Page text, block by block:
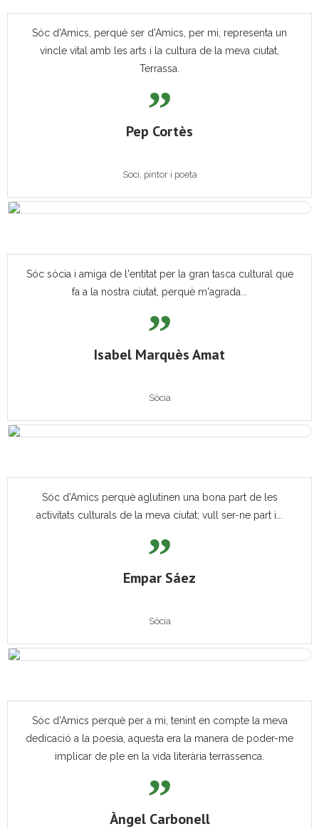
Sóc d'Amics, perquè ser d'Amics, per mi, representa un
vincle vital amb les arts i la cultura de la meva ciutat,
Terrassa.
Pep Cortès
Soci, pintor i poeta
Sóc sòcia i amiga de l'entitat per la gran tasca cultural que
fa a la nostra ciutat, perquè m'agrada...
Isabel Marquès Amat
Sòcia
Sóc d'Amics perquè aglutinen una bona part de les
activitats culturals de la meva ciutat; vull ser-ne part i...
Empar Sáez
Sòcia
Sóc d'Amics perquè per a mi, tenint en compte la meva
dedicació a la poesia, aquesta era la manera de poder-me
implicar de ple en la vida literària terrassenca.
Àngel Carbonell